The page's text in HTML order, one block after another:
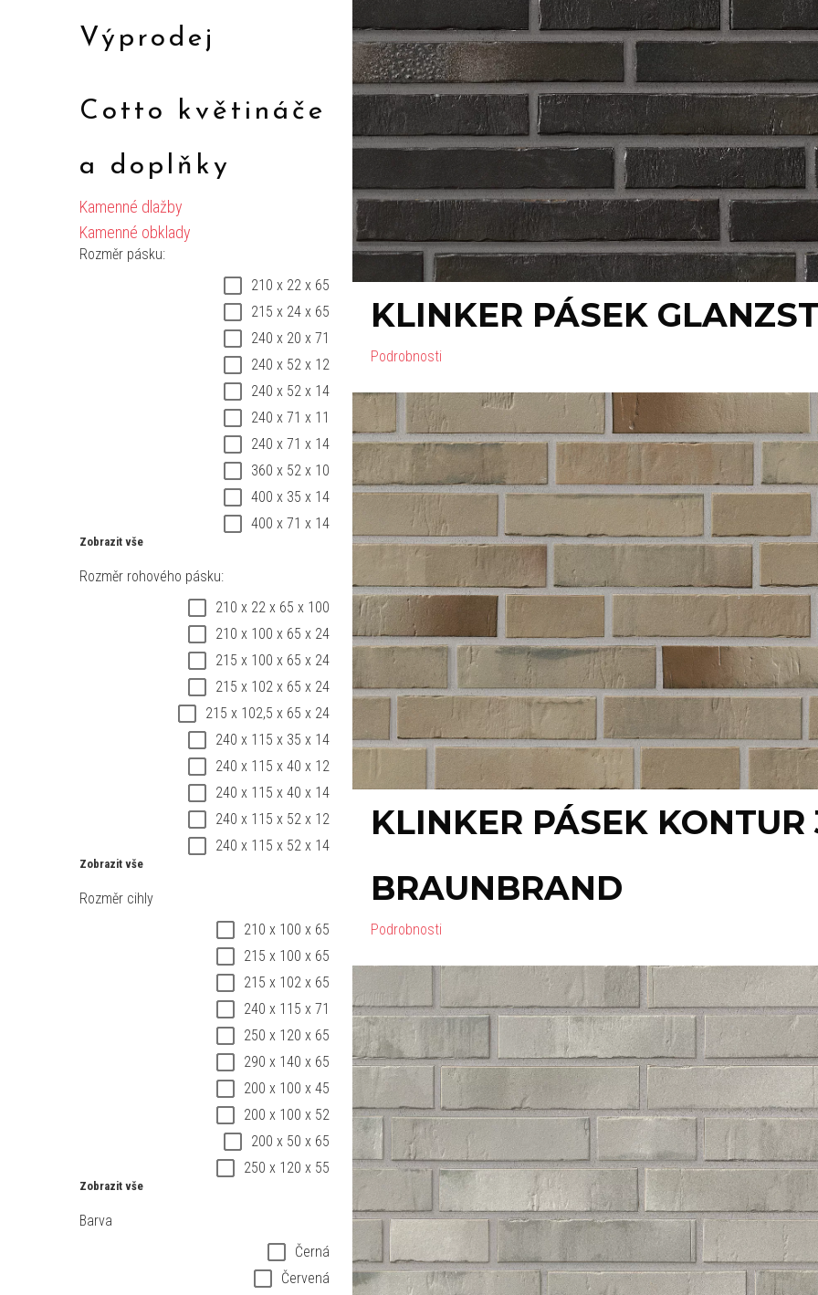
Výprodej
Cotto květináče
a doplňky
Kamenné dlažby
Kamenné obklady
Rozměr pásku:
210 x 22 x 65
215 x 24 x 65
240 x 20 x 71
240 x 52 x 12
240 x 52 x 14
240 x 71 x 11
240 x 71 x 14
360 x 52 x 10
400 x 35 x 14
400 x 71 x 14
Zobrazit vše
Rozměr rohového pásku:
210 x 22 x 65 x 100
210 x 100 x 65 x 24
215 x 100 x 65 x 24
215 x 102 x 65 x 24
215 x 102,5 x 65 x 24
240 x 115 x 35 x 14
240 x 115 x 40 x 12
240 x 115 x 40 x 14
240 x 115 x 52 x 12
240 x 115 x 52 x 14
Zobrazit vše
Rozměr cihly
210 x 100 x 65
215 x 100 x 65
215 x 102 x 65
240 x 115 x 71
250 x 120 x 65
290 x 140 x 65
200 x 100 x 45
200 x 100 x 52
200 x 50 x 65
250 x 120 x 55
Zobrazit vše
Barva
Černá
Červená
KLINKER PÁSEK
Podrobnosti
KLINKER PÁSEK
BRAUNBRAND
Podrobnosti